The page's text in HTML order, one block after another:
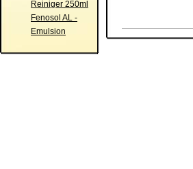
Reiniger 250ml
Fenosol AL -
Emulsion